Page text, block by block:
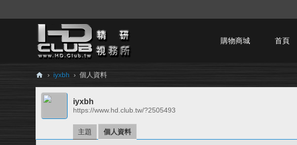
購物商城 首頁
H
Cl
› iyxbh › 個人資料
iyxbh
https://www.hd.club.tw/?2505493
主題 個人資料